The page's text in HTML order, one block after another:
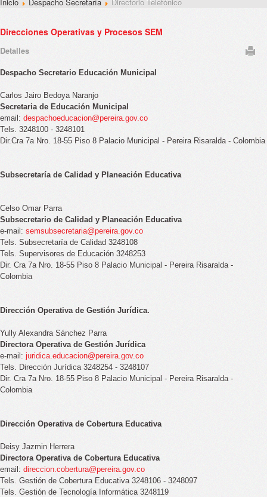
Direcciones Operativas y Procesos SEM
Detalles
Despacho Secretario Educación Municipal
Carlos Jairo Bedoya Naranjo
Secretaria de Educación Municipal
email: despachoeducacion@pereira.gov.co
Tels. 3248100 - 3248101
Dir.Cra 7a Nro. 18-55 Piso 8 Palacio Municipal - Pereira Risaralda - Colombia
Subsecretaría de Calidad y Planeación Educativa
Celso Omar Parra
Subsecretario de Calidad y Planeación Educativa
e-mail: semsubsecretaria@pereira.gov.co
Tels. Subsecretaría de Calidad 3248108
Tels. Supervisores de Educación 3248253
Dir. Cra 7a Nro. 18-55 Piso 8 Palacio Municipal - Pereira Risaralda -
Colombia
Dirección Operativa de Gestión Jurídica.
Yully Alexandra Sánchez Parra
Directora Operativa de Gestión Jurídica
e-mail: juridica.educacion@pereira.gov.co
Tels. Dirección Jurídica 3248254 - 3248107
Dir. Cra 7a Nro. 18-55 Piso 8 Palacio Municipal - Pereira Risaralda -
Colombia
Dirección Operativa de Cobertura Educativa
Deisy Jazmin Herrera
Directora Operativa de Cobertura Educativa
email: direccion.cobertura@pereira.gov.co
Tels. Gestión de Cobertura Educativa 3248106 - 3248097
Tels. Gestión de Tecnología Informática 3248119